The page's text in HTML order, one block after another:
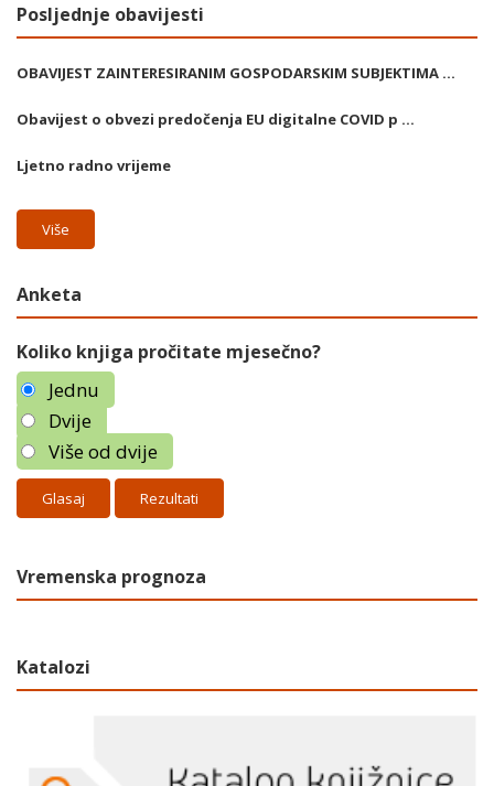
Posljednje obavijesti
OBAVIJEST ZAINTERESIRANIM GOSPODARSKIM SUBJEKTIMA ...
Obavijest o obvezi predočenja EU digitalne COVID p ...
Ljetno radno vrijeme
Više
Anketa
Koliko knjiga pročitate mjesečno?
Jednu
Dvije
Više od dvije
Rezultati
Vremenska prognoza
Katalozi